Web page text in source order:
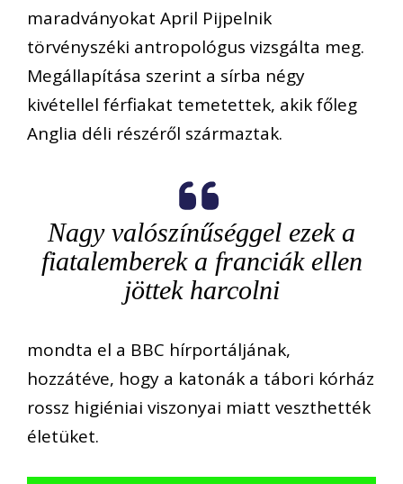
maradványokat April Pijpelnik
törvényszéki antropológus vizsgálta meg.
Megállapítása szerint a sírba négy
kivétellel férfiakat temetettek, akik főleg
Anglia déli részéről származtak.
Nagy valószínűséggel ezek a
fiatalemberek a franciák ellen
jöttek harcolni
mondta el a BBC hírportáljának,
hozzátéve, hogy a katonák a tábori kórház
rossz higiéniai viszonyai miatt veszthették
életüket.